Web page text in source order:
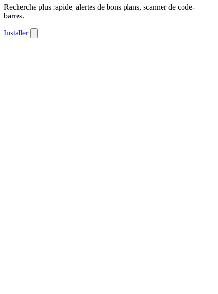
Recherche plus rapide, alertes de bons plans, scanner de code-
barres.
Installer